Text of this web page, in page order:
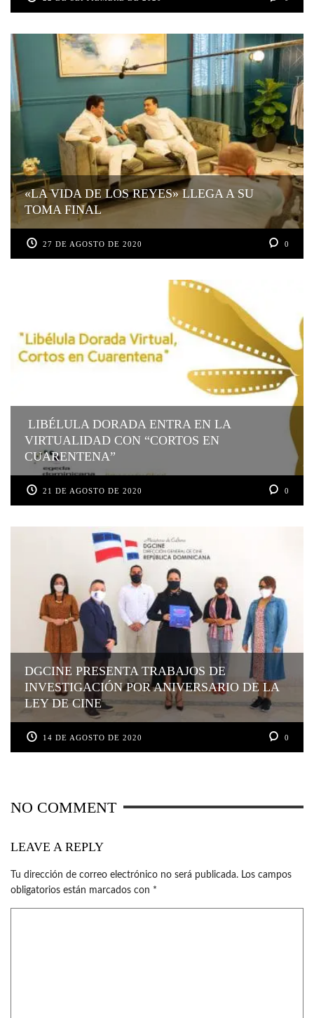
«LA VIDA DE LOS REYES» LLEGA A SU
TOMA FINAL
27 DE AGOSTO DE 2020 0
LIBÉLULA DORADA ENTRA EN LA
VIRTUALIDAD CON “CORTOS EN
CUARENTENA”
21 DE AGOSTO DE 2020 0
DGCINE PRESENTA TRABAJOS DE
INVESTIGACIÓN POR ANIVERSARIO DE LA
LEY DE CINE
14 DE AGOSTO DE 2020 0
NO COMMENT
LEAVE A REPLY
Tu dirección de correo electrónico no será publicada. Los campos
obligatorios están marcados con *